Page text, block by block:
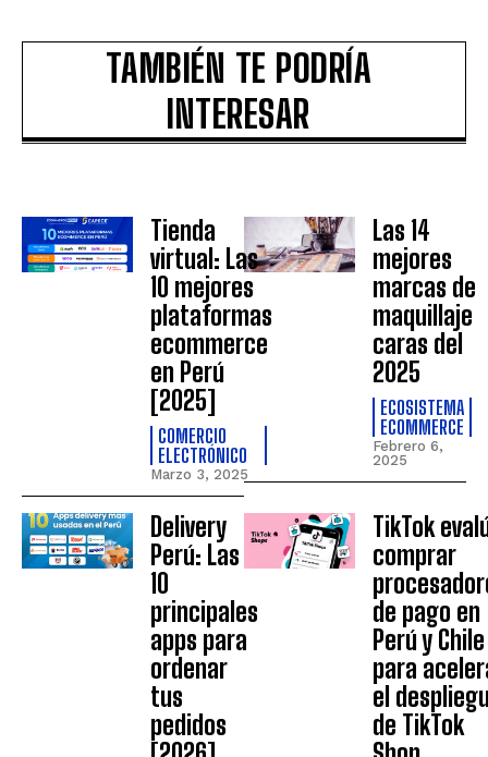
TAMBIÉN TE PODRÍA
INTERESAR
Tienda
virtual: Las
10 mejores
plataformas
ecommerce
en Perú
[2025]
COMERCIO
ELECTRÓNICO
Marzo 3, 2025
Las 14
mejores
marcas de
maquillaje
caras del
2025
ECOSISTEMA
ECOMMERCE
Febrero 6,
2025
Delivery
Perú: Las
10
principales
apps para
ordenar
tus
pedidos
TikTok
comprar
de pago en
Perú y Chile
para
el
de TikTok